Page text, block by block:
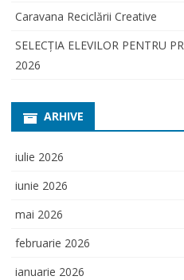
Caravana Reciclării Creative
SELECŢIA ELEVILOR PENTRU
2026
ARHIVE
iulie 2026
iunie 2026
mai 2026
februarie 2026
ianuarie 2026